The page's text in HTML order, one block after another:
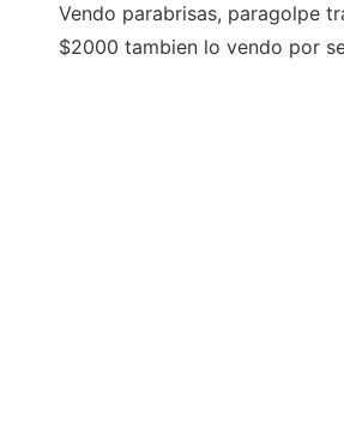
Vendo parabrisas, paragolpe
$2000 tambien lo vendo por